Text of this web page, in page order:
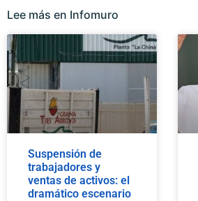
Lee más en Infomuro
Suspensión de
trabajadores y
ventas de activos: el
dramático escenario